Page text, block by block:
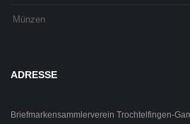
Münzen
ADRESSE
Briefmarkensammlerverein Trochtelfingen-